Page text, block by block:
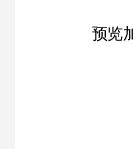
预览